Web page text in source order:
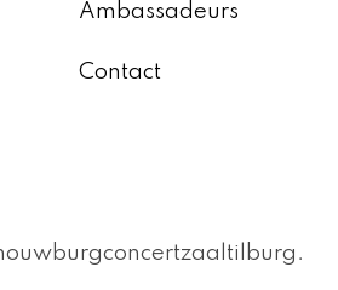
Ambassadeurs
Contact